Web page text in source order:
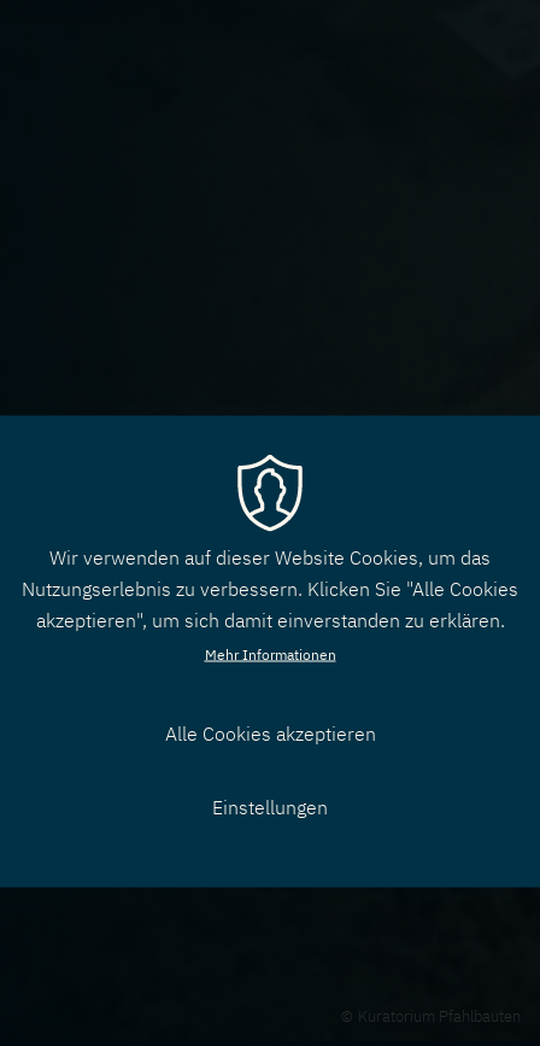
Kuratorium Pfahlbauten
Wir verwenden auf dieser Website Cookies, um das
Nutzungserlebnis zu verbessern. Klicken Sie "Alle Cookies
akzeptieren", um sich damit einverstanden zu erklären.
Mehr Informationen
Alle Cookies akzeptieren
zurücknehmen
Einstellungen